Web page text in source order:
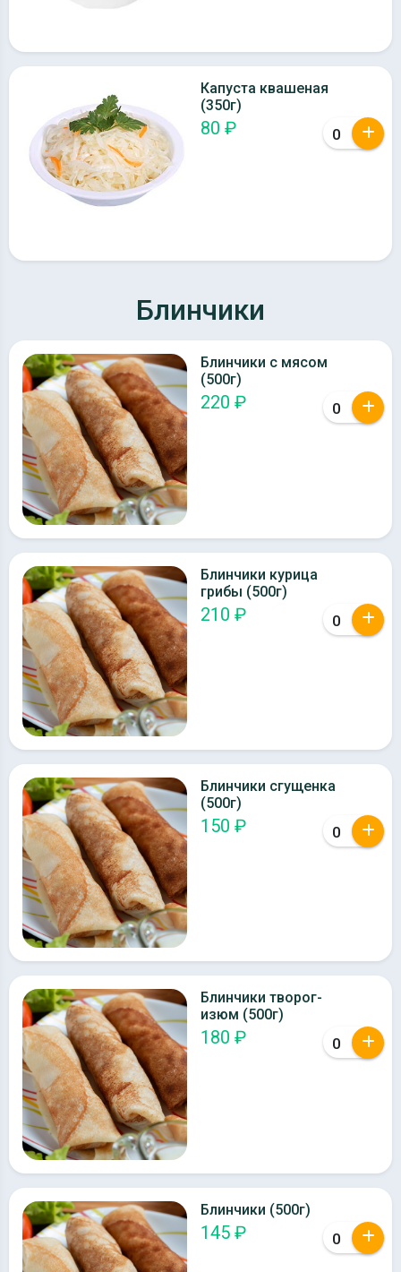
Капуста квашеная
(350г)
80 ₽
Блинчики
Блинчики с мясом
(500г)
220 ₽
Блинчики курица
грибы (500г)
210 ₽
Блинчики сгущенка
(500г)
150 ₽
Блинчики творог-
изюм (500г)
180 ₽
Блинчики (500г)
145 ₽